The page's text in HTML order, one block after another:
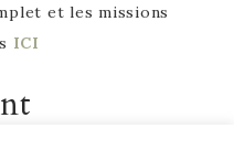
et les missions
ICI